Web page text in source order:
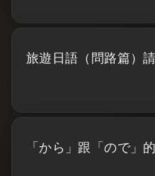
旅遊日語（問路篇）
「から」跟「ので」